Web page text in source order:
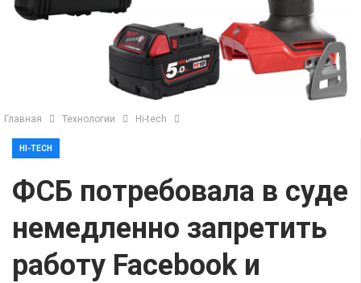
Главная Технологии Hi-tech
HI-TECH
ФСБ потребовала в суде
немедленно запретить
работу Facebook и